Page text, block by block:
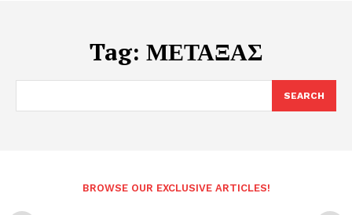
Tag: ΜΕΤΑΞΑΣ
SEARCH
BROWSE OUR EXCLUSIVE ARTICLES!